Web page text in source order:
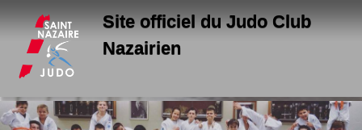
Site officiel du Judo Club
Nazairien